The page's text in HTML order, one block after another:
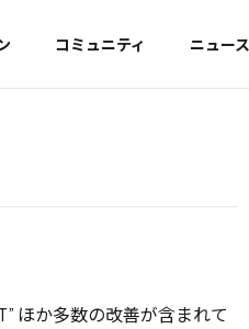
コミュニティ ニュース
ほか多数の改善が含まれて